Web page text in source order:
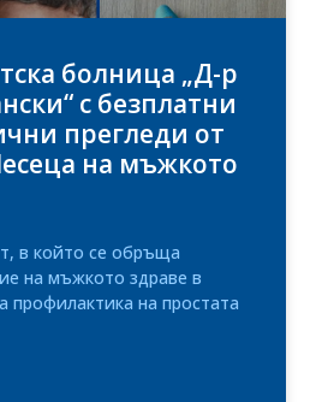
болница „Д-р
с безплатни
прегледи от
на мъжкото
в който се обръща
на мъжкото здраве в
профилактика на простата